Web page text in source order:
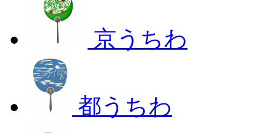
京うちわ
都うちわ